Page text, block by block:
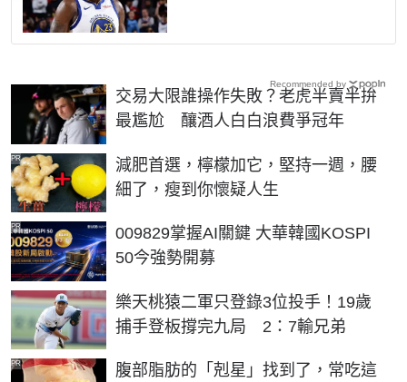
交易大限誰操作失敗？老虎半賣半拚
最尷尬 釀酒人白白浪費爭冠年
減肥首選，檸檬加它，堅持一週，腰
細了，瘦到你懷疑人生
PR
009829掌握AI關鍵 大華韓國KOSPI
50今強勢開募
PR
樂天桃猿二軍只登錄3位投手！19歲
捕手登板撐完九局 2：7輸兄弟
腹部脂肪的「剋星」找到了，常吃這
PR
Recommended by